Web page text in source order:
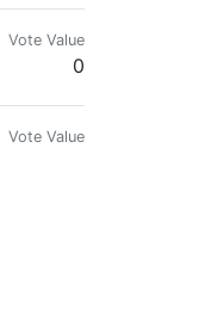
Vote Value
0
Vote Value